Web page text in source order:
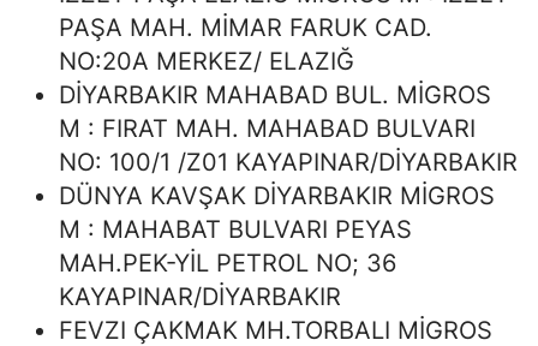
PAŞA MAH. MİMAR FARUK CAD.
NO:20A MERKEZ/ ELAZIĞ
DİYARBAKIR MAHABAD BUL. MİGROS
M : FIRAT MAH. MAHABAD BULVARI
NO: 100/1 /Z01 KAYAPINAR/DİYARBAKIR
DÜNYA KAVŞAK DİYARBAKIR MİGROS
M : MAHABAT BULVARI PEYAS
MAH.PEK-YİL PETROL NO; 36
KAYAPINAR/DİYARBAKIR
FEVZI ÇAKMAK MH.TORBALI MİGROS